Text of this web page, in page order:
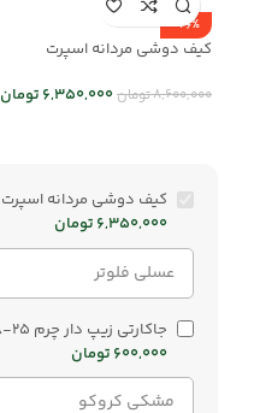
-26%
کیف دوشی مردانه اسپرت
8,600,000تومان6,350,000 تومان
کیف دوشی مردانه اسپرت mrc1318-29
6,350,000 تومان
جاکارتی زیپ دار چرم mrc1318-25
600,000 تومان